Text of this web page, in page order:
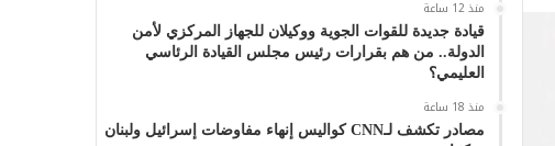
منذ 12 ساعة
قيادة جديدة للقوات الجوية ووكيلان للجهاز المركزي لأمن
الدولة.. من هم بقرارات رئيس مجلس القيادة الرئاسي
العليمي؟
منذ 18 ساعة
مصادر تكشف لـCNN كواليس إنهاء مفاوضات إسرائيل ولبنان